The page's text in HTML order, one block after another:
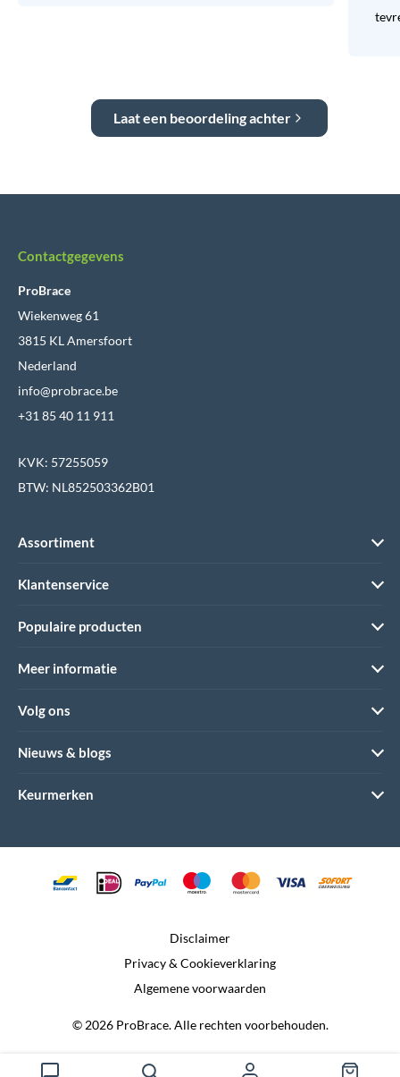
Laat een beoordeling achter
Contactgegevens
ProBrace
Wiekenweg 61
3815 KL Amersfoort
Nederland
info@probrace.be
+31 85 40 11 911
KVK: 57255059
BTW: NL852503362B01
Assortiment
Klantenservice
Populaire producten
Meer informatie
Volg ons
Nieuws & blogs
Keurmerken
© 2026 ProBrace. Alle rechten voorbehouden.
Disclaimer
Privacy & Cookieverklaring
Algemene voorwaarden
Realisatie: Dtch. Digitals